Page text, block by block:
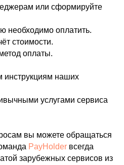
или сформируйте
необходимо оплатить.
стоимости.
оплаты.
инструкциям наших
услугами сервиса
вы можете обращаться
PayHolder всегда
зарубежных сервисов из